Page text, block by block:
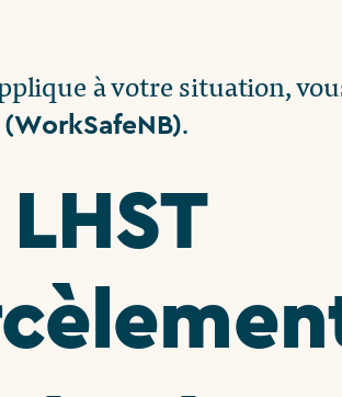
à votre situation,
(WorkSafeNB).